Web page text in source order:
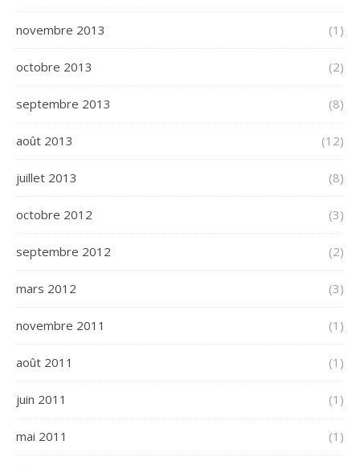
novembre 2013 (1)
octobre 2013 (2)
septembre 2013 (8)
août 2013 (12)
juillet 2013 (8)
octobre 2012 (3)
septembre 2012 (2)
mars 2012 (3)
novembre 2011 (1)
août 2011 (1)
juin 2011 (1)
mai 2011 (1)